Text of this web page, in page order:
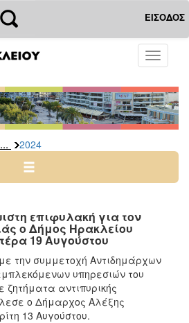
ΕΙΣΟΔΟΣ
Toggle
... 2024
επιφυλακή για τον
ο Δήμος Ηρακλείου
19 Αυγούστου
την συμμετοχή Αντιδημάρχων
υπηρεσιών του
αντιπυρικής
ο Δήμαρχος Αλέξης
13 Αυγούστου.